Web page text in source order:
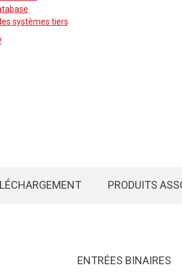
systèmes tiers
PRODUITS
ENTRÉES BINAIRES